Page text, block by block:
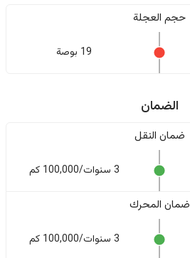
حجم العجلة
19 بوصة
الضمان
ضمان النقل
3 سنوات/100,000 كم
ضمان المحرك
3 سنوات/100,000 كم